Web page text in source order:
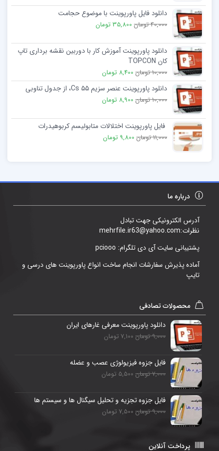
دانلود فایل پاورپوینت با موضوع حجامت
40,000 تومان 35,800 تومان
دانلود پاورپوینت آموزش کار با دوربین نقشه برداری تاپ
کان TOPCON
10,000 تومان 8,400 تومان
دانلود پاورپوینت عنصر سزیم Cs ۵۵، از جدول تناوبی
10,000 تومان 8,900 تومان
فایل پاورپوینت اختلالات متابولیسم کربوهیدرات
11,000 تومان 9,800 تومان
درباره ما
آدرس الکترونیکی جهت تبادل
نظرات:mehrfile.ir63@yahoo.com
پشتیبانی سایت آی دی تلگرام: pciooo
آماده پذیرش سفارشات انجام ساخت انواع پاورپوینت های درسی و
تایپ
محصولات تصادفی
دانلود پاورپوینت معرفی غارهای ایران
9,000 تومان 7,100 تومان
فایل جزوه فیزیولوژی عصب و عضله
7,000 تومان 5,500 تومان
فایل جزوه تجزیه و تحلیل سیگنال ها و سیستم ها
9,000 تومان 7,500 تومان
پرداخت آنلاین